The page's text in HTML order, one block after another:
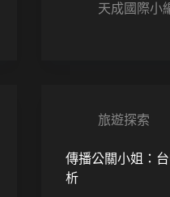
天成國際小
旅遊探索
傳播公關小姐：
析